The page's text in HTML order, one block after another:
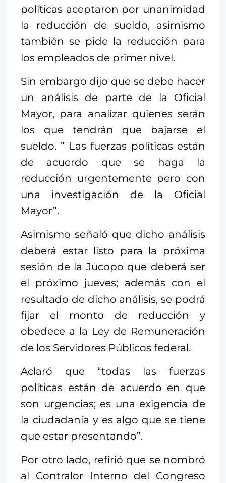
políticas aceptaron por unanimidad
la reducción de sueldo, asimismo
también se pide la reducción para
los empleados de primer nivel.
Sin embargo dijo que se debe hacer
un análisis de parte de la Oficial
Mayor, para analizar quienes serán
los que tendrán que bajarse el
sueldo. ” Las fuerzas políticas están
de acuerdo que se haga la
reducción urgentemente pero con
una investigación de la Oficial
Mayor”.
Asimismo señaló que dicho análisis
deberá estar listo para la próxima
sesión de la Jucopo que deberá ser
el próximo jueves; además con el
resultado de dicho análisis, se podrá
fijar el monto de reducción y
obedece a la Ley de Remuneración
de los Servidores Públicos federal.
Aclaró que “todas las fuerzas
políticas están de acuerdo en que
son urgencias; es una exigencia de
la ciudadanía y es algo que se tiene
que estar presentando”.
Por otro lado, refirió que se nombró
al Contralor Interno del Congreso